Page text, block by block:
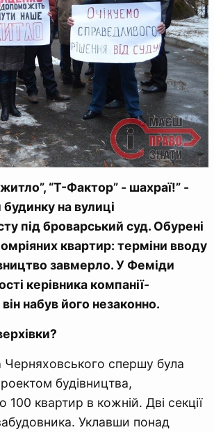
“Т-Фактор” - шахраї!” -
на вулиці
під броварський суд. Обурені
квартир: терміни вводу
завмерло. У Феміди
керівника компанії-
набув його незаконно.
Черняховського спершу була
будівництва,
100 квартир в кожній. Дві секції
Уклавши понад